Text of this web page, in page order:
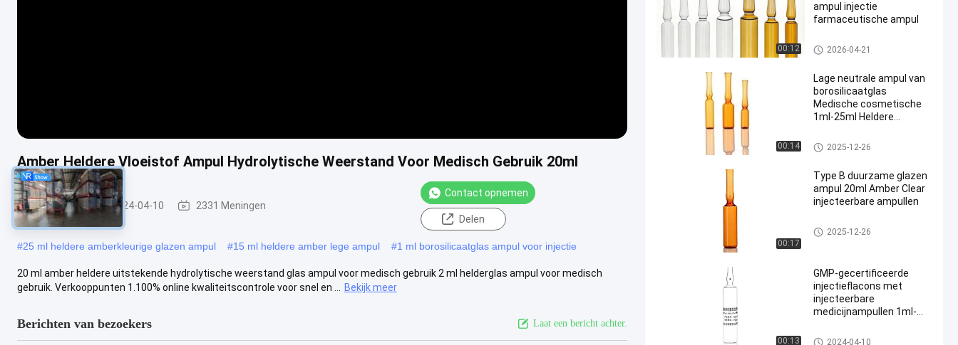
Amber Heldere Vloeistof Ampul Hydrolytische Weerstand Voor Medisch Gebruik 20ml
glasampul 2024-04-10 2331 Meningen
Contact opnemen
Delen
#25 ml heldere amberkleurige glazen ampul #15 ml heldere amber lege ampul #1 ml borosilicaatglas ampul voor injectie
20 ml amber heldere uitstekende hydrolytische weerstand glas ampul voor medisch gebruik 2 ml helderglas ampul voor medisch
gebruik. Verkooppunten 1.100% online kwaliteitscontrole voor snel en ...
Bekijk meer
Berichten van bezoekers Laat een bericht achter.
00:12
ampul injectie
farmaceutische ampul
glasampul
2026-04-21
00:14
Lage neutrale ampul van
borosilicaatglas
Medische cosmetische
1ml-25ml Heldere
glasampul
2025-12-26
00:17
Type B duurzame glazen
ampul 20ml Amber Clear
injecteerbare ampullen
glasampul
2025-12-26
00:13
GMP-gecertificeerde
injectieflacons met
injecteerbare
medicijnampullen 1ml-
glasampul
2024-04-10